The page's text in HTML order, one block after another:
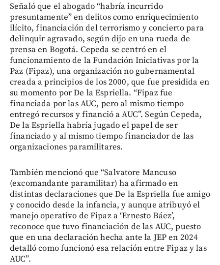
Señaló que el abogado “habría incurrido
presuntamente” en delitos como enriquecimiento
ilícito, financiación del terrorismo y concierto para
delinquir agravado, según dijo en una rueda de
prensa en Bogotá. Cepeda se centró en el
funcionamiento de la Fundación Iniciativas por la
Paz (Fipaz), una organización no gubernamental
creada a principios de los 2000, que fue presidida en
su momento por De la Espriella. “Fipaz fue
financiada por las AUC, pero al mismo tiempo
entregó recursos y financió a AUC”. Según Cepeda,
De la Espriella habría jugado el papel de ser
financiado y al mismo tiempo financiador de las
organizaciones paramilitares.
También mencionó que “Salvatore Mancuso
(excomandante paramilitar) ha afirmado en
distintas declaraciones que De la Espriella fue amigo
y conocido desde la infancia, y aunque atribuyó el
manejo operativo de Fipaz a ‘Ernesto Báez’,
reconoce que tuvo financiación de las AUC, puesto
que en una declaración hecha ante la JEP en 2024
detalló como funcionó esa relación entre Fipaz y las
AUC”.